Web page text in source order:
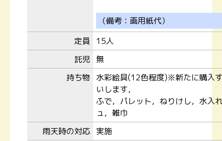
（備考：画用紙代）
定員
15人
託児
無
持ち物
水彩絵具(12色程度)※新たに購入
いします，
ふで，パレット，ねりけし，水入
ュ，雑巾
雨天時の対応
実施